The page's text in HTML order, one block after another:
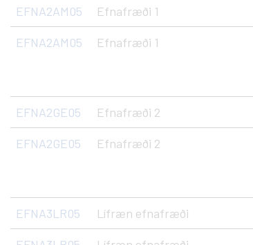
EFNA2AM05 Efnafræði 1
EFNA2AM05 Efnafræði 1
EFNA2GE05 Efnafræði 2
EFNA2GE05 Efnafræði 2
EFNA3LR05 Lífræn efnafræði